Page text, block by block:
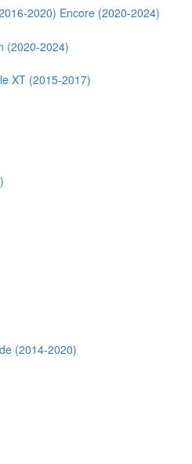
2020) Encore (2020-2024)
(2020-2024)
XT (2015-2017)
(2014-2020)